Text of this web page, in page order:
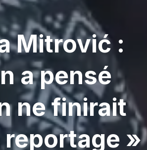
Mitrović :
a pensé
ne finirait
reportage »